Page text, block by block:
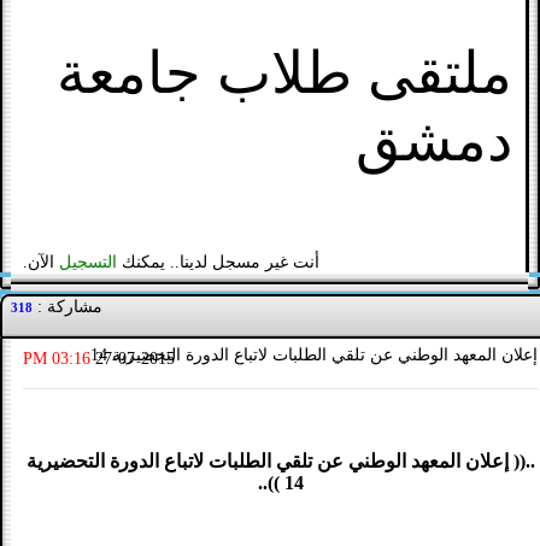
ملتقى طلاب جامعة
دمشق
أنت غير مسجل لدينا.. يمكنك التسجيل الآن.
مشاركة : 318
إعلان المعهد الوطني عن تلقي الطلبات لاتباع الدورة التحضيرية 14
27-07-2015
03:16 PM
..(( إعلان المعهد الوطني عن تلقي الطلبات لاتباع الدورة التحضيرية
14 ))..